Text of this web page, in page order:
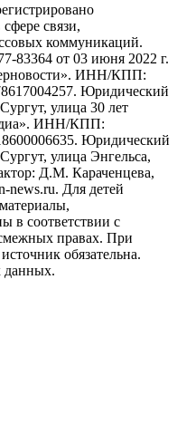
связи,
коммуникаций.
83364 от 03 июня 2022 г.
ИНН/КПП:
Юридический
улица 30 лет
ИНН/КПП:
Юридический
улица Энгельса,
Д.М. Караченцева,
news.ru. Для детей
в соответствии с
правах. При
обязательна.
данных.